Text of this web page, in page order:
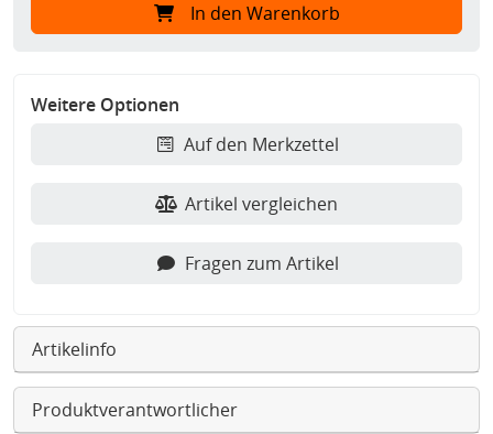
In den Warenkorb
Weitere Optionen
Auf den Merkzettel
Artikel vergleichen
Fragen zum Artikel
Artikelinfo
Produktverantwortlicher